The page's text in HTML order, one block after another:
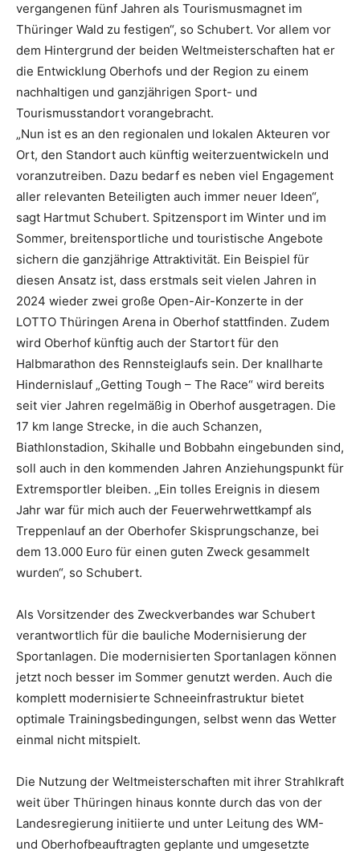
vergangenen fünf Jahren als Tourismusmagnet im
Thüringer Wald zu festigen“, so Schubert. Vor allem vor
dem Hintergrund der beiden Weltmeisterschaften hat er
die Entwicklung Oberhofs und der Region zu einem
nachhaltigen und ganzjährigen Sport- und
Tourismusstandort vorangebracht.
„Nun ist es an den regionalen und lokalen Akteuren vor
Ort, den Standort auch künftig weiterzuentwickeln und
voranzutreiben. Dazu bedarf es neben viel Engagement
aller relevanten Beteiligten auch immer neuer Ideen“,
sagt Hartmut Schubert. Spitzensport im Winter und im
Sommer, breitensportliche und touristische Angebote
sichern die ganzjährige Attraktivität. Ein Beispiel für
diesen Ansatz ist, dass erstmals seit vielen Jahren in
2024 wieder zwei große Open-Air-Konzerte in der
LOTTO Thüringen Arena in Oberhof stattfinden. Zudem
wird Oberhof künftig auch der Startort für den
Halbmarathon des Rennsteiglaufs sein. Der knallharte
Hindernislauf „Getting Tough – The Race“ wird bereits
seit vier Jahren regelmäßig in Oberhof ausgetragen. Die
17 km lange Strecke, in die auch Schanzen,
Biathlonstadion, Skihalle und Bobbahn eingebunden sind,
soll auch in den kommenden Jahren Anziehungspunkt für
Extremsportler bleiben. „Ein tolles Ereignis in diesem
Jahr war für mich auch der Feuerwehrwettkampf als
Treppenlauf an der Oberhofer Skisprungschanze, bei
dem 13.000 Euro für einen guten Zweck gesammelt
wurden“, so Schubert.
Als Vorsitzender des Zweckverbandes war Schubert
verantwortlich für die bauliche Modernisierung der
Sportanlagen. Die modernisierten Sportanlagen können
jetzt noch besser im Sommer genutzt werden. Auch die
komplett modernisierte Schneeinfrastruktur bietet
optimale Trainingsbedingungen, selbst wenn das Wetter
einmal nicht mitspielt.
Die Nutzung der Weltmeisterschaften mit ihrer Strahlkraft
weit über Thüringen hinaus konnte durch das von der
Landesregierung initiierte und unter Leitung des WM-
und Oberhofbeauftragten geplante und umgesetzte